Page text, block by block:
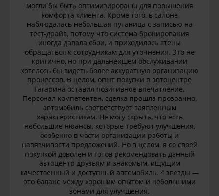
могли бы быть оптимизированы для повышения
комфорта клиента. Кроме того, в салоне
наблюдалась небольшая путаница с записью на
тест-драйв, потому что система бронирования
иногда давала сбои, и приходилось стены
обращаться к сотрудникам для уточнения. Это не
критично, но при дальнейшем обслуживании
хотелось бы видеть более аккуратную организацию
процессов. В целом, опыт покупки в автоцентре
Гагарина оставил позитивное впечатление.
Персонал компетентен, сделка прошла прозрачно,
автомобиль соответствует заявленным
характеристикам. Не могу скрыть, что есть
небольшие нюансы, которые требуют улучшения,
особенно в части организации работы и
навязчивости предложений. Но в целом, я со своей
покупкой доволен и готов рекомендовать данный
автоцентр друзьям и знакомым, ищущим
качественный и доступный автомобиль. 4 звезды —
это баланс между хорошим опытом и небольшими
зонами для улучшения.